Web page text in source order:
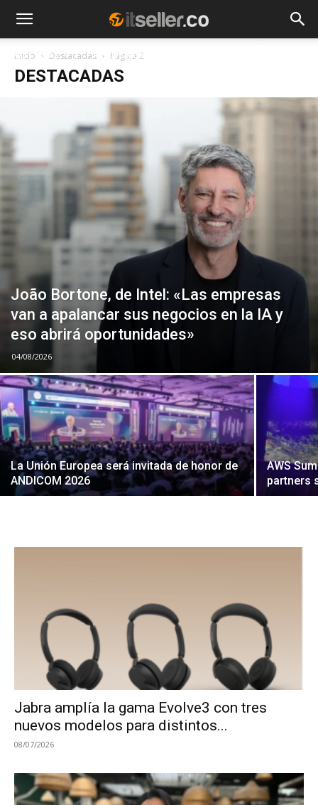
NOTICIAS TENDENCIAS
Inicio Destacadas Página 2
DESTACADAS
João Bortone, de Intel: «Las empresas
van a apalancar sus negocios en la IA y
eso abrirá oportunidades»
04/08/2026
La Unión Europea será invitada de honor de
ANDICOM 2026
AWS
partners
Jabra amplía la gama Evolve3 con tres
nuevos modelos para distintos...
08/07/2026